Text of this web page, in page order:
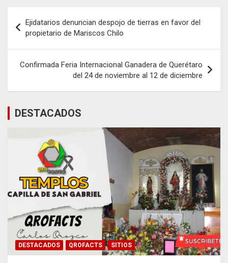
de
entradas
Ejidatarios denuncian despojo de tierras en favor del
propietario de Mariscos Chilo
Confirmada Feria Internacional Ganadera de Querétaro
del 24 de noviembre al 12 de diciembre
DESTACADOS
DESTACADOS QROFACTS SITIOS